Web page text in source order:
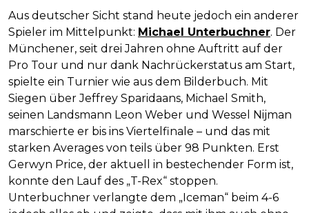
Aus deutscher Sicht stand heute jedoch ein anderer
Spieler im Mittelpunkt: Michael Unterbuchner. Der
Münchener, seit drei Jahren ohne Auftritt auf der
Pro Tour und nur dank Nachrückerstatus am Start,
spielte ein Turnier wie aus dem Bilderbuch. Mit
Siegen über Jeffrey Sparidaans, Michael Smith,
seinen Landsmann Leon Weber und Wessel Nijman
marschierte er bis ins Viertelfinale – und das mit
starken Averages von teils über 98 Punkten. Erst
Gerwyn Price, der aktuell in bestechender Form ist,
konnte den Lauf des „T-Rex“ stoppen.
Unterbuchner verlangte dem „Iceman“ beim 4-6